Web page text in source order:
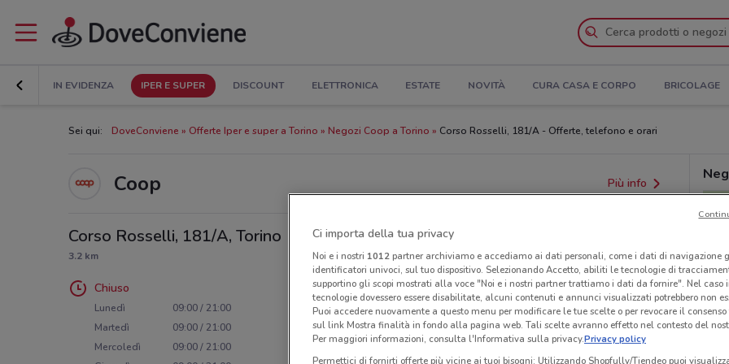
IN EVIDENZA IPER E SUPER DISCOUNT ELETTRONICA ESTATE NOVITÀ CURA CASA E CORPO BRICOLAGE
Sei qui: DoveConviene Offerte Iper e super a Torino Negozi Coop a Torino Corso Rosselli, 181/A - Offerte, telefono e orari
Coop Più info
Corso Rosselli, 181/A, Torino
3.2 km
Chiuso
Lunedì
09:00 / 21:00
Martedì
09:00 / 21:00
Mercoledì
09:00 / 21:00
Ci importa della tua privacy
Noi e i nostri 1012partner archiviamo e accediamo ai dati personali, come i dati di navigazione
identificatori univoci, sul tuo dispositivo. Selezionando Accetto, abiliti le tecnologie di
supportino gli scopi mostrati alla voce "Noi e i nostri partner trattiamo i dati da fornire". Nel caso
tecnologie dovessero essere disabilitate, alcuni contenuti e annunci visualizzati potrebbero non
Puoi accedere nuovamente a questo menu per modificare le tue scelte o per revocare il
sul link Mostra finalità in fondo alla pagina web. Tali scelte avranno effetto nel contesto del
Per maggiori informazioni, consulta l'Informativa sulla privacy.Privacy policy
Permettici di fornirti offerte più vicine ai tuoi bisogni: Utilizzando Shopfully/Tiendeo puoi